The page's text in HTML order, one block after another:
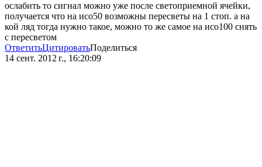
ослабить то сигнал можно уже после светоприемной ячейки,
получается что на исо50 возможны пересветы на 1 стоп. а на
кой ляд тогда нужно такое, можно то же самое на исо100 снять
с пересветом
ОтветитьЦитироватьПоделиться
14 сент. 2012 г., 16:20:09